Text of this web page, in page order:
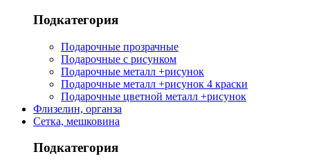
Подкатегория
Подарочные прозрачные
Подарочные с рисунком
Подарочные металл +рисунок
Подарочные металл +рисунок 4 краски
Подарочные цветной металл +рисунок
Флизелин, органза
Сетка, мешковина
Подкатегория